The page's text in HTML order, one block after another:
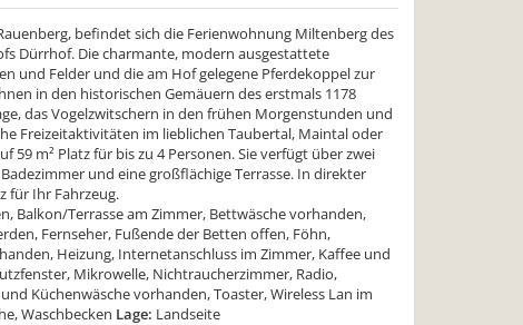
befindet sich die Ferienwohnung Miltenberg des
Dürrhof. Die charmante, modern ausgestattete
und Felder und die am Hof gelegene Pferdekoppel zur
in den historischen Gemäuern des erstmals 1178
das Vogelzwitschern in den frühen Morgenstunden und
Freizeitaktivitäten im lieblichen Taubertal, Maintal oder
m² Platz für bis zu 4 Personen. Sie verfügt über zwei
und eine großflächige Terrasse. In direkter
für Ihr Fahrzeug.
Balkon/Terrasse am Zimmer, Bettwäsche vorhanden,
Fernseher, Fußende der Betten offen, Föhn,
Heizung, Internetanschluss im Zimmer, Kaffee und
Mikrowelle, Nichtraucherzimmer, Radio,
Küchenwäsche vorhanden, Toaster, Wireless Lan im
Waschbecken Lage: Landseite